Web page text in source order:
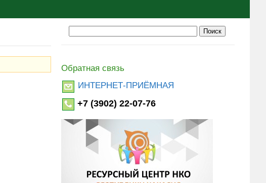
Обратная связь
ИНТЕРНЕТ-ПРИЁМНАЯ
+7 (3902) 22-07-76